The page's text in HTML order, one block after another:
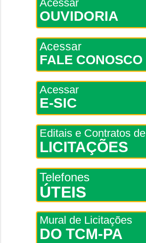
Acessar
OUVIDORIA
Acessar
FALE CONOSCO
Acessar
E-SIC
Editais e Contratos de
LICITAÇÕES
Telefones
ÚTEIS
Mural de Licitações
DO TCM-PA